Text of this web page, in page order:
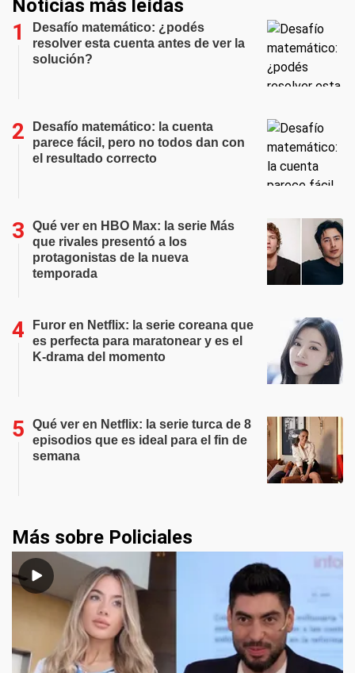
Noticias más leídas
Desafío matemático: ¿podés
resolver esta cuenta antes de ver la
solución?
Desafío matemático: la cuenta
parece fácil, pero no todos dan con
el resultado correcto
Qué ver en HBO Max: la serie Más
que rivales presentó a los
protagonistas de la nueva
temporada
Furor en Netflix: la serie coreana que
es perfecta para maratonear y es el
K-drama del momento
Qué ver en Netflix: la serie turca de 8
episodios que es ideal para el fin de
semana
Más sobre Policiales